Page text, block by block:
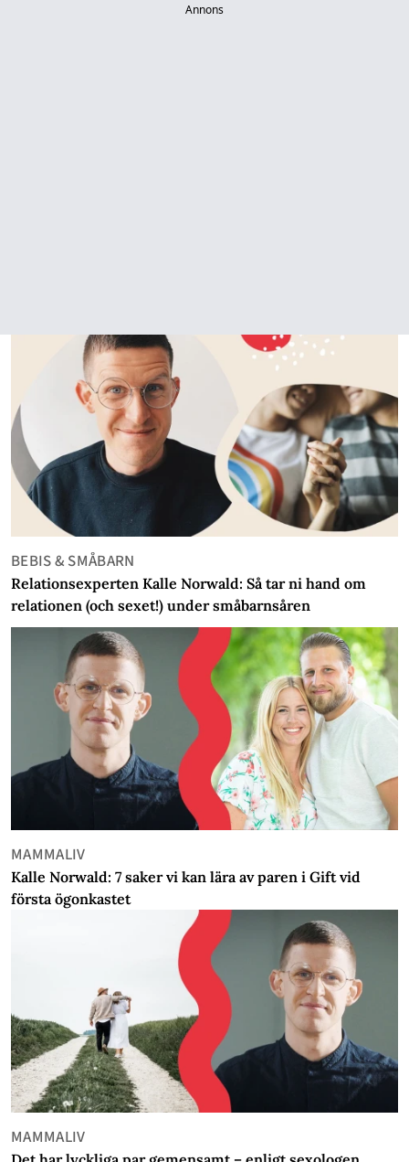
Annons
BEBIS & SMÅBARN
Relationsexperten Kalle Norwald: Så tar ni hand om
relationen (och sexet!) under småbarnsåren
MAMMALIV
Kalle Norwald: 7 saker vi kan lära av paren i Gift vid
första ögonkastet
MAMMALIV